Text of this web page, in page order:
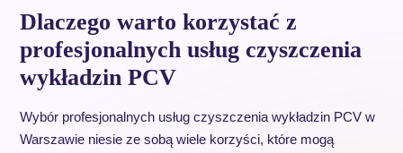
Dlaczego warto korzystać z
profesjonalnych usług czyszczenia
wykładzin PCV
Wybór profesjonalnych usług czyszczenia wykładzin PCV w
Warszawie niesie ze sobą wiele korzyści, które mogą